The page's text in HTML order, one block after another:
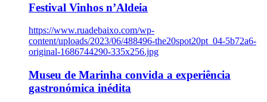
Festival Vinhos n’Aldeia
https://www.ruadebaixo.com/wp-
content/uploads/2023/06/488496-the20spot20pt_04-5b72a6-
original-1686744290-335x256.jpg
Museu de Marinha convida a experiência
gastronómica inédita